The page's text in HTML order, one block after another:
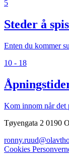
5
Steder å
Enten du kommer
10 - 18
Kom innom når det
Tøyengata 2 0190
Cookies